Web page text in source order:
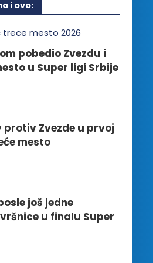
i ovo:
pobedio Zvezdu i
u Super ligi Srbije
Zvezde u prvoj
mesto
još jedne
u finalu Super